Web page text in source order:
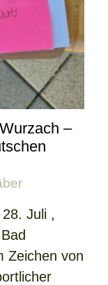
–
Juli ,
Zeichen von